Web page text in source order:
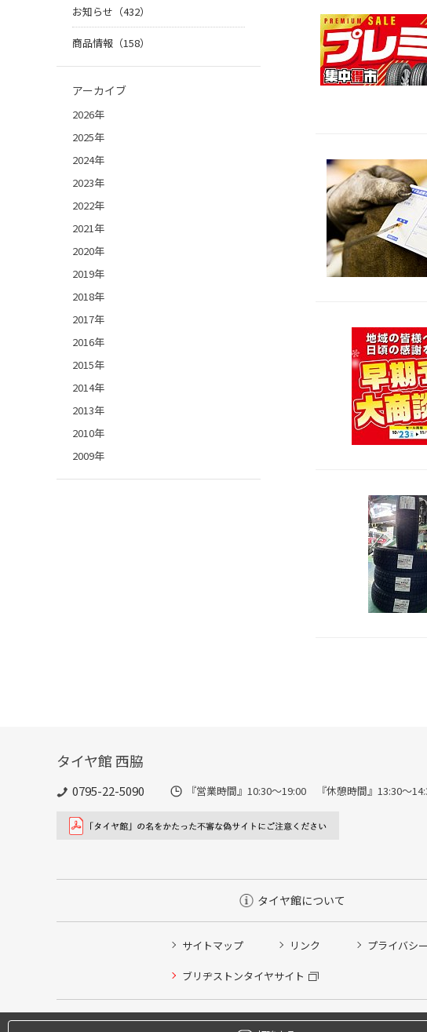
お知らせ（432）
商品情報（158）
アーカイブ
2026年
2025年
2024年
2023年
2022年
2021年
2020年
2019年
2018年
2017年
2016年
2015年
2014年
2013年
2010年
2009年
タイヤ館 西脇
0795-22-5090 『営業時間』10:30～19:00 『休憩時間』13:30～
タイヤ館について
サイトマップ リンク プライバシ
ブリヂストンタイヤサイト
タイヤ点検・安全点検/タイヤ履き替え/オイル交換/その他ピット作業の予
クローク契約会員専用タイヤ履き替え※タイヤ履き替えを希望のクローク
本日のタイヤ履き替え順番待ち予約 ※クローク契約会員の方はご利用いた